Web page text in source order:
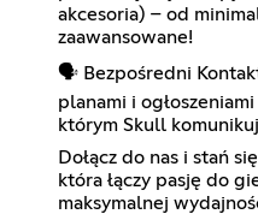
akcesoria) – od
zaawansowane!
🗣️ Bezpośredni
planami i ogłoszeniami
którym Skull
Dołącz do nas i stań
która łączy pasję do
maksymalnej